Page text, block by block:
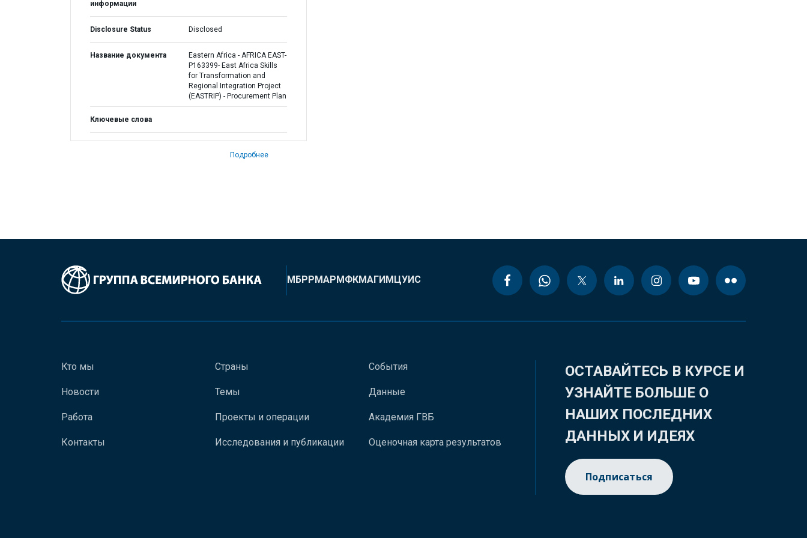
информации
Disclosure Status Disclosed
Название документа
Eastern Africa - AFRICA EAST-
P163399- East Africa Skills
for Transformation and
Regional Integration Project
(EASTRIP) - Procurement Plan
Ключевые слова
Подробнее
МБРРМАРМФКМАГИМЦУИС
Кто мы
Новости
Работа
Контакты
Страны
Темы
Проекты и операции
Исследования и публикации
События
Данные
Академия ГВБ
Оценочная карта результатов
ОСТАВАЙТЕСЬ В КУРСЕ И
УЗНАЙТЕ БОЛЬШЕ О
НАШИХ ПОСЛЕДНИХ
ДАННЫХ И ИДЕЯХ
Подписаться